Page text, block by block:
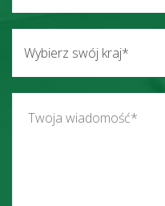
Wybierz swój kraj*